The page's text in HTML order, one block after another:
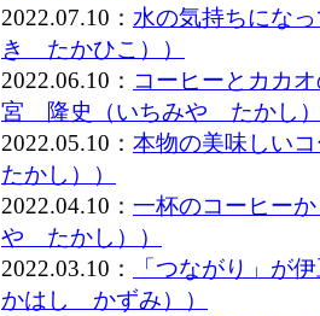
2022.07.10： 水の気持ちにな
き たかひこ））
2022.06.10： コーヒーとカカ
宮 隆史（いちみや たかし
2022.05.10： 本物の美味しい
たかし））
2022.04.10： 一杯のコーヒー
や たかし））
2022.03.10：
「つながり」が
かはし かずみ））